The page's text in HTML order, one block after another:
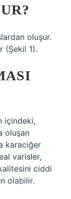
oluşur.
(Şekil 1).
içindeki,
oluşan
karaciğer
varisler,
ciddi
olabilir.